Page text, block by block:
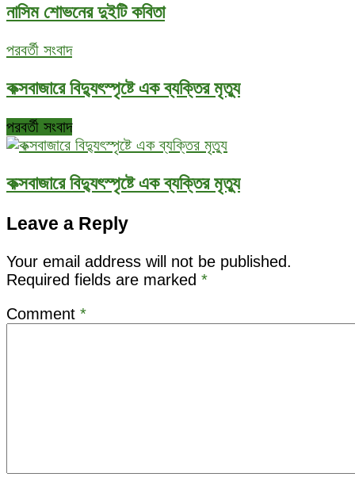
নাসিম শোভনের দুইটি কবিতা
পরবর্তী সংবাদ
কক্সবাজারে বিদ্যুৎস্পৃষ্টে এক ব্যক্তির মৃত্যু
পরবর্তী সংবাদ
কক্সবাজারে বিদ্যুৎস্পৃষ্টে এক ব্যক্তির মৃত্যু
Leave a Reply
Your email address will not be published.
Required fields are marked *
Comment *